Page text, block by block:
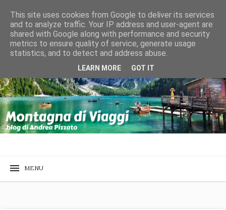
This site uses cookies from Google to deliver its services
and to analyze traffic. Your IP address and user-agent are
shared with Google along with performance and security
metrics to ensure quality of service, generate usage
statistics, and to detect and address abuse.
LEARN MORE GOT IT